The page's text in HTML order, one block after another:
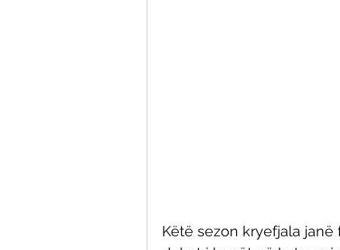
Këtë sezon kryefjala